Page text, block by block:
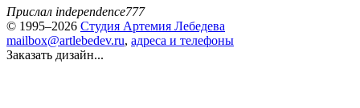
Прислал independence777
© 1995–2026 Студия Артемия Лебедева
mailbox@artlebedev.ru, адреса и телефоны
Заказать дизайн...